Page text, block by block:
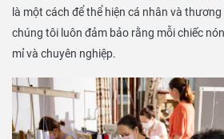
là một cách để thể hiện cá nhân và thương
chúng tôi luôn đảm bảo rằng mỗi chiếc
mỉ và chuyên nghiệp.